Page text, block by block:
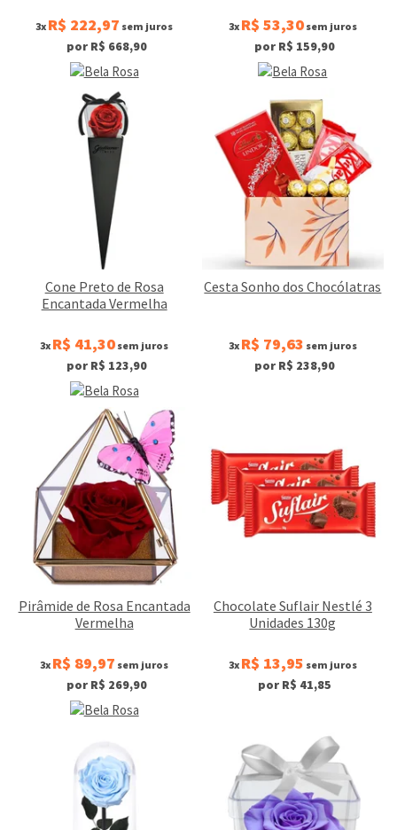
3x R$ 222,97 sem juros
por R$ 668,90
3x R$ 53,30sem juros
por R$ 159,90
Cone Preto de Rosa
Encantada Vermelha
3x R$ 41,30 sem juros
por R$ 123,90
Cesta Sonho dos Chocólatras
3x R$ 79,63 sem juros
por R$ 238,90
Pirâmide de Rosa Encantada
Vermelha
3x R$ 89,97 sem juros
por R$ 269,90
Chocolate Suflair Nestlé 3
Unidades 130g
3x R$ 13,95 sem juros
por R$ 41,85